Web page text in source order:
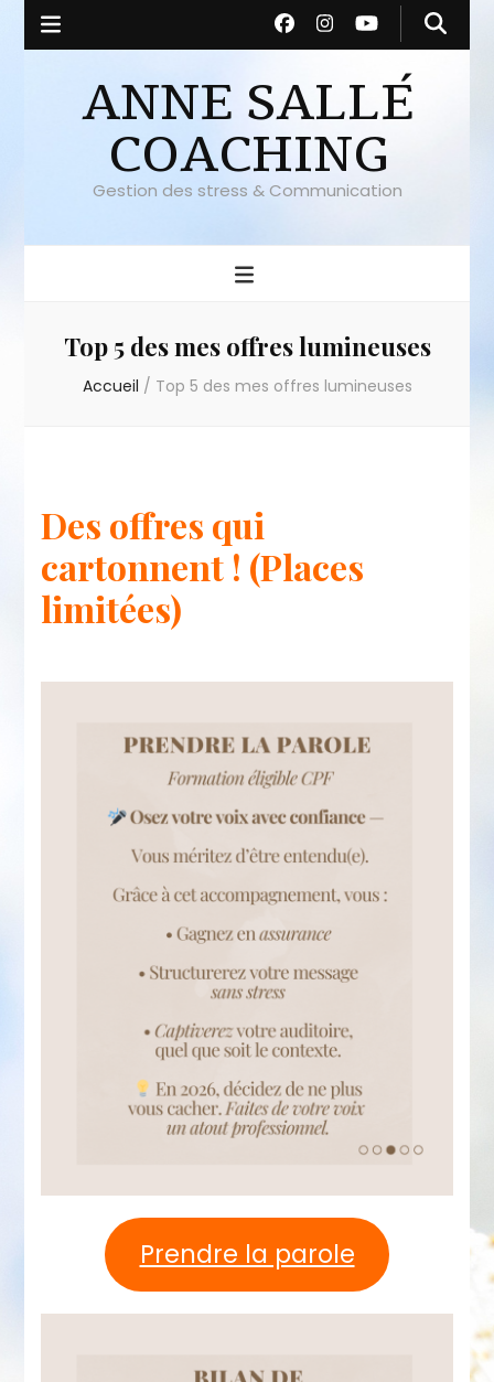
ANNE SALLÉ
COACHING
Gestion des stress & Communication
Top 5 des mes offres lumineuses
Accueil / Top 5 des mes offres lumineuses
Des offres qui
cartonnent ! (Places
limitées)
Prendre la parole